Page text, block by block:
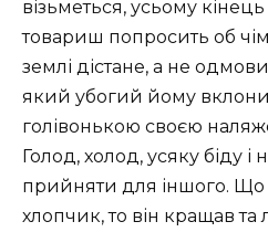
візьметься, усьому
товариш попросить об чім,
землі дістане, а не
який убогий йому
голівонькою своєю
Голод, холод, усяку біду і
прийняти для іншого. Що
хлопчик, то він кращав та